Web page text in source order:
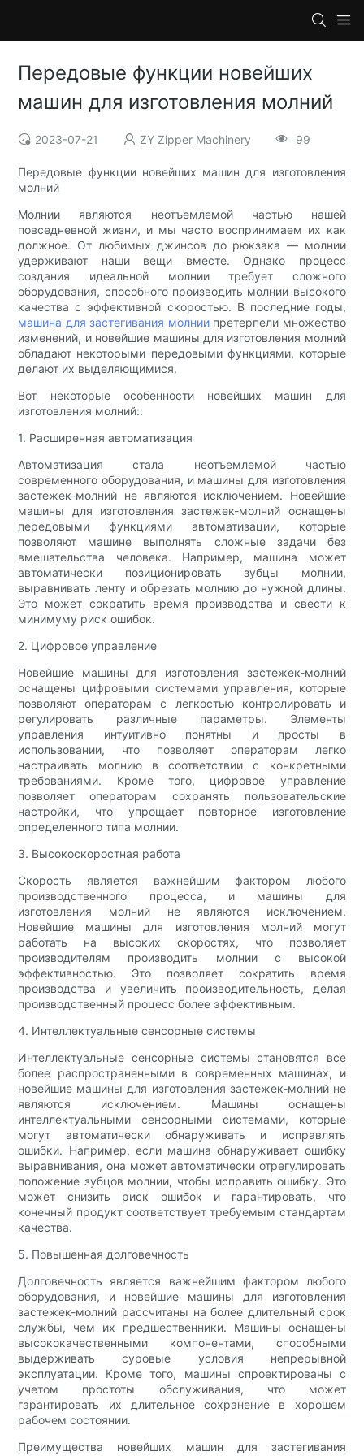
Передовые функции новейших
машин для изготовления молний
2023-07-21 ZY Zipper Machinery 99
Передовые функции новейших машин для изготовления
молний
Молнии являются неотъемлемой частью нашей
повседневной жизни, и мы часто воспринимаем их как
должное. От любимых джинсов до рюкзака — молнии
удерживают наши вещи вместе. Однако процесс
создания идеальной молнии требует сложного
оборудования, способного производить молнии высокого
качества с эффективной скоростью. В последние годы,
машина для застегивания молнии претерпели множество
изменений, и новейшие машины для изготовления молний
обладают некоторыми передовыми функциями, которые
делают их выделяющимися.
Вот некоторые особенности новейших машин для
изготовления молний::
1. Расширенная автоматизация
Автоматизация стала неотъемлемой частью
современного оборудования, и машины для изготовления
застежек-молний не являются исключением. Новейшие
машины для изготовления застежек-молний оснащены
передовыми функциями автоматизации, которые
позволяют машине выполнять сложные задачи без
вмешательства человека. Например, машина может
автоматически позиционировать зубцы молнии,
выравнивать ленту и обрезать молнию до нужной длины.
Это может сократить время производства и свести к
минимуму риск ошибок.
2. Цифровое управление
Новейшие машины для изготовления застежек-молний
оснащены цифровыми системами управления, которые
позволяют операторам с легкостью контролировать и
регулировать различные параметры. Элементы
управления интуитивно понятны и просты в
использовании, что позволяет операторам легко
настраивать молнию в соответствии с конкретными
требованиями. Кроме того, цифровое управление
позволяет операторам сохранять пользовательские
настройки, что упрощает повторное изготовление
определенного типа молнии.
3. Высокоскоростная работа
Скорость является важнейшим фактором любого
производственного процесса, и машины для
изготовления молний не являются исключением.
Новейшие машины для изготовления молний могут
работать на высоких скоростях, что позволяет
производителям производить молнии с высокой
эффективностью. Это позволяет сократить время
производства и увеличить производительность, делая
производственный процесс более эффективным.
4. Интеллектуальные сенсорные системы
Интеллектуальные сенсорные системы становятся все
более распространенными в современных машинах, и
новейшие машины для изготовления застежек-молний не
являются исключением. Машины оснащены
интеллектуальными сенсорными системами, которые
могут автоматически обнаруживать и исправлять
ошибки. Например, если машина обнаруживает ошибку
выравнивания, она может автоматически отрегулировать
положение зубцов молнии, чтобы исправить ошибку. Это
может снизить риск ошибок и гарантировать, что
конечный продукт соответствует требуемым стандартам
качества.
5. Повышенная долговечность
Долговечность является важнейшим фактором любого
оборудования, и новейшие машины для изготовления
застежек-молний рассчитаны на более длительный срок
службы, чем их предшественники. Машины оснащены
высококачественными компонентами, способными
выдерживать суровые условия непрерывной
эксплуатации. Кроме того, машины спроектированы с
учетом простоты обслуживания, что может
гарантировать их длительное сохранение в хорошем
рабочем состоянии.
Преимущества новейших машин для застегивания